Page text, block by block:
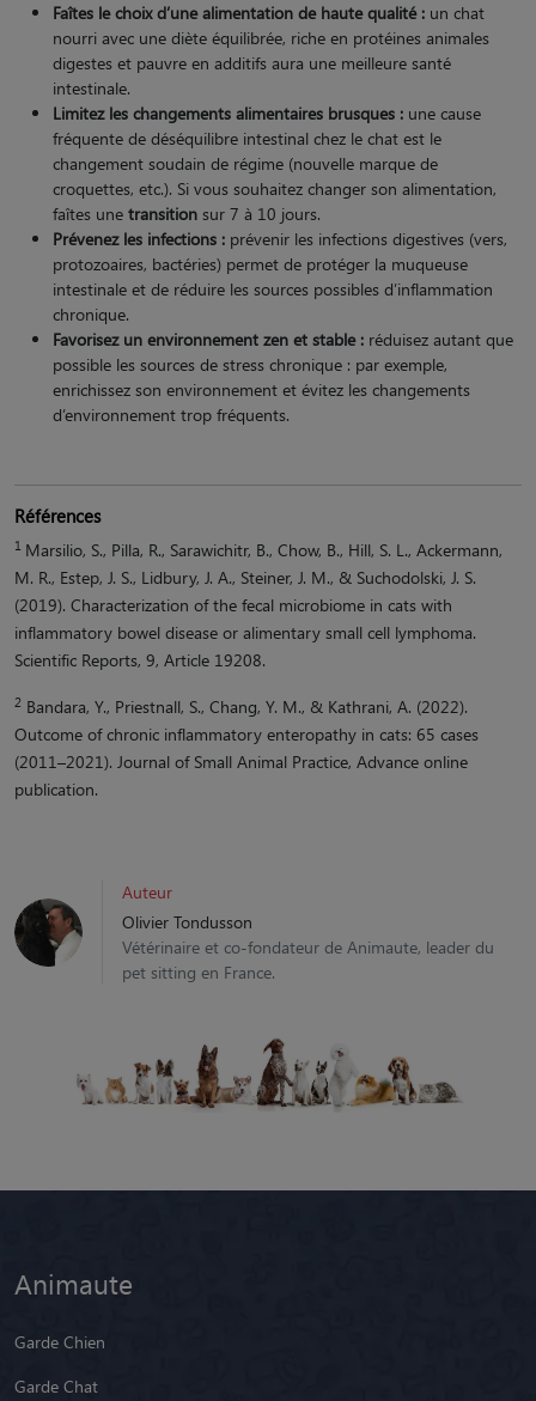
Faîtes le choix d’une alimentation de haute qualité : un chat
nourri avec une diète équilibrée, riche en protéines animales
digestes et pauvre en additifs aura une meilleure santé
intestinale.
Limitez les changements alimentaires brusques : une cause
fréquente de déséquilibre intestinal chez le chat est le
changement soudain de régime (nouvelle marque de
croquettes, etc.). Si vous souhaitez changer son alimentation,
faîtes une transition sur 7 à 10 jours.
Prévenez les infections : prévenir les infections digestives (vers,
protozoaires, bactéries) permet de protéger la muqueuse
intestinale et de réduire les sources possibles d’inflammation
chronique.
Favorisez un environnement zen et stable : réduisez autant que
possible les sources de stress chronique : par exemple,
enrichissez son environnement et évitez les changements
d’environnement trop fréquents.
Références
1 Marsilio, S., Pilla, R., Sarawichitr, B., Chow, B., Hill, S. L., Ackermann,
M. R., Estep, J. S., Lidbury, J. A., Steiner, J. M., & Suchodolski, J. S.
(2019). Characterization of the fecal microbiome in cats with
inflammatory bowel disease or alimentary small cell lymphoma.
Scientific Reports, 9, Article 19208.
2 Bandara, Y., Priestnall, S., Chang, Y. M., & Kathrani, A. (2022).
Outcome of chronic inflammatory enteropathy in cats: 65 cases
(2011–2021). Journal of Small Animal Practice, Advance online
publication.
Auteur
Olivier Tondusson
Vétérinaire et co-fondateur de Animaute, leader du
pet sitting en France.
Animaute
Garde Chien
Garde Chat